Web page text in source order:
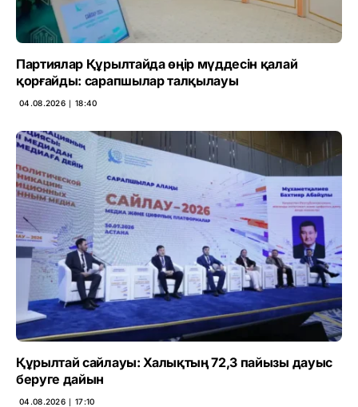
Партиялар Құрылтайда өңір мүддесін қалай
қорғайды: сарапшылар талқылауы
04.08.2026 ∣ 18:40
Құрылтай сайлауы: Халықтың 72,3 пайызы дауыс
беруге дайын
04.08.2026 ∣ 17:10